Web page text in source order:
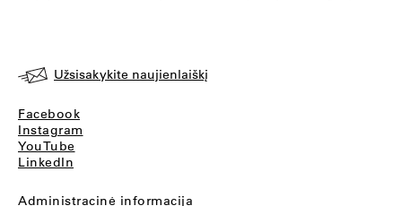
Užsisakykite naujienlaiškį
Facebook
Instagram
YouTube
LinkedIn
Administracinė informacija